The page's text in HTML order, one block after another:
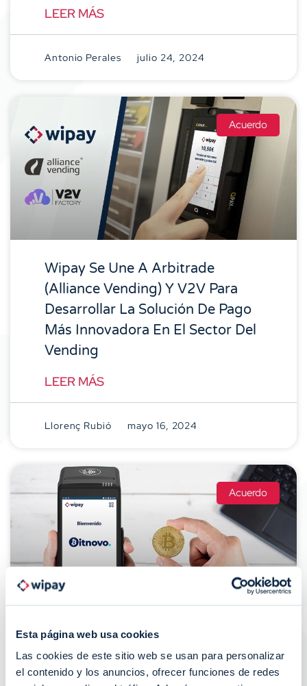
Esta página web usa cookies
Las cookies de este sitio web se usan para personalizar
el contenido y los anuncios, ofrecer funciones de redes
LEER MÁS
Antonio Perales julio 24, 2024
Acuerdo
Wipay Se Une A Arbitrade
(Alliance Vending) Y V2V Para
Desarrollar La Solución De Pago
Más Innovadora En El Sector Del
Vending
LEER MÁS
Llorenç Rubió mayo 16, 2024
Acuerdo
Bitnovo Pay Y Wipay Se Alían
Para Fomentar El Pago Con
Criptomonedas En Comercios